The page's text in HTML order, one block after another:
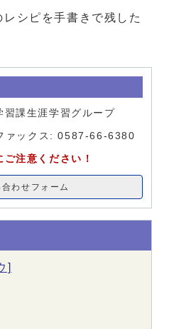
シピを手書きで残した
課生涯学習グループ
ァックス: 0587-66-6380
注意ください！
合わせフォーム
]